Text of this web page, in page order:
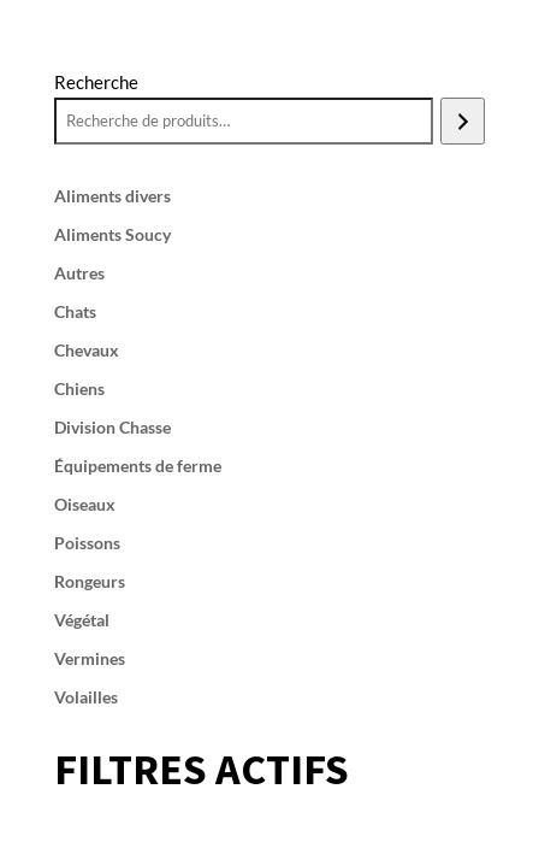
Recherche
Aliments divers
Aliments Soucy
Autres
Chats
Chevaux
Chiens
Division Chasse
Équipements de ferme
Oiseaux
Poissons
Rongeurs
Végétal
Vermines
Volailles
FILTRES ACTIFS